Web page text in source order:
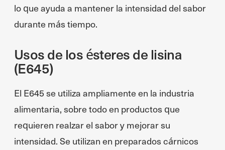
lo que ayuda a mantener la intensidad del sabor
durante más tiempo.
Usos de los ésteres de lisina
(E645)
El E645 se utiliza ampliamente en la industria
alimentaria, sobre todo en productos que
requieren realzar el sabor y mejorar su
intensidad. Se utilizan en preparados cárnicos